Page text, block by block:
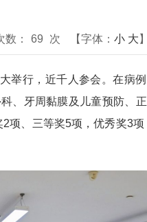
数： 69 次 【字体： 小 大 】
举行，近千人参会。在病
、牙周黏膜及儿童预防、
、三等奖5项，优秀奖3